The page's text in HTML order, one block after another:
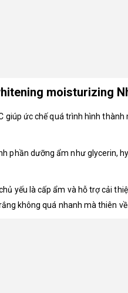
moisturizing
giúp ức chế quá trình hình
phần dưỡng ẩm như glycerin,
yếu là cấp ẩm và hỗ trợ cải
không quá nhanh mà thiên